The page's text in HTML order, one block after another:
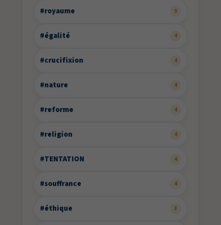
#royaume 5
#égalité 4
#crucifixion 4
#nature 4
#reforme 4
#religion 4
#TENTATION 4
#souffrance 4
#éthique 3